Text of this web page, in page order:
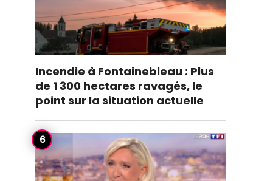
Incendie à Fontainebleau : Plus
de 1 300 hectares ravagés, le
point sur la situation actuelle